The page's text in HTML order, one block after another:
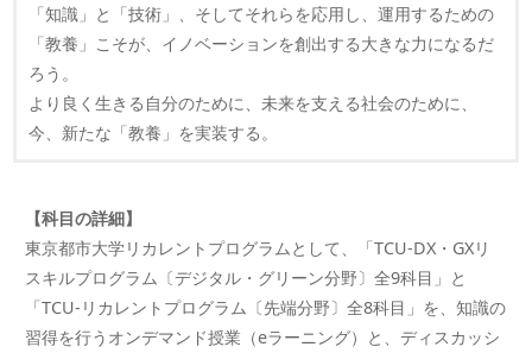
「知識」と「技術」、そしてそれらを応用し、運用するための
「教養」こそが、イノベーションを創出する大きな力になるだ
ろう。
より良く生きる自分のために、未来を支える社会のために、
今、新たな「教養」を実装する。
【科目の詳細】
東京都市大学リカレントプログラムとして、「TCU-DX・GXリ
スキルプログラム〔デジタル・グリーン分野〕全9科目」と
「TCU-リカレントプログラム〔先端分野〕全8科目」を、知識の
習得を行うオンデマンド授業（eラーニング）と、ディスカッシ